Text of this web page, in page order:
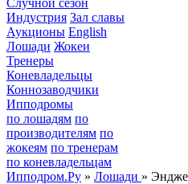
Случной сезон
Индустрия Зал славы
Аукционы English
Лошади Жокеи
Тренеры
Коневладельцы
Коннозаводчики
Ипподромы
по лошадям по
производителям по
жокеям по тренерам
по коневладельцам
Ипподром.Ру » Лошади »